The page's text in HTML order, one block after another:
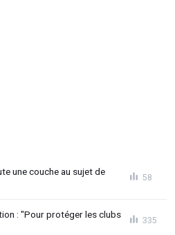
une couche au sujet de
58
: "Pour protéger les clubs
335